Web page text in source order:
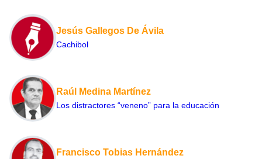
Jesús Gallegos De Ávila
Cachibol
Raúl Medina Martínez
Los distractores “veneno” para la educación
Francisco Tobias Hernández